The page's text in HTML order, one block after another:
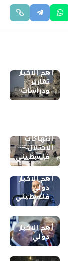
أهم الاخبار
تقارير
ودراسات
انتهاكات
الاحتلال
فلسطيني
أهم الاخبار
دولي
فلسطيني
أهم الاخبار
دولي